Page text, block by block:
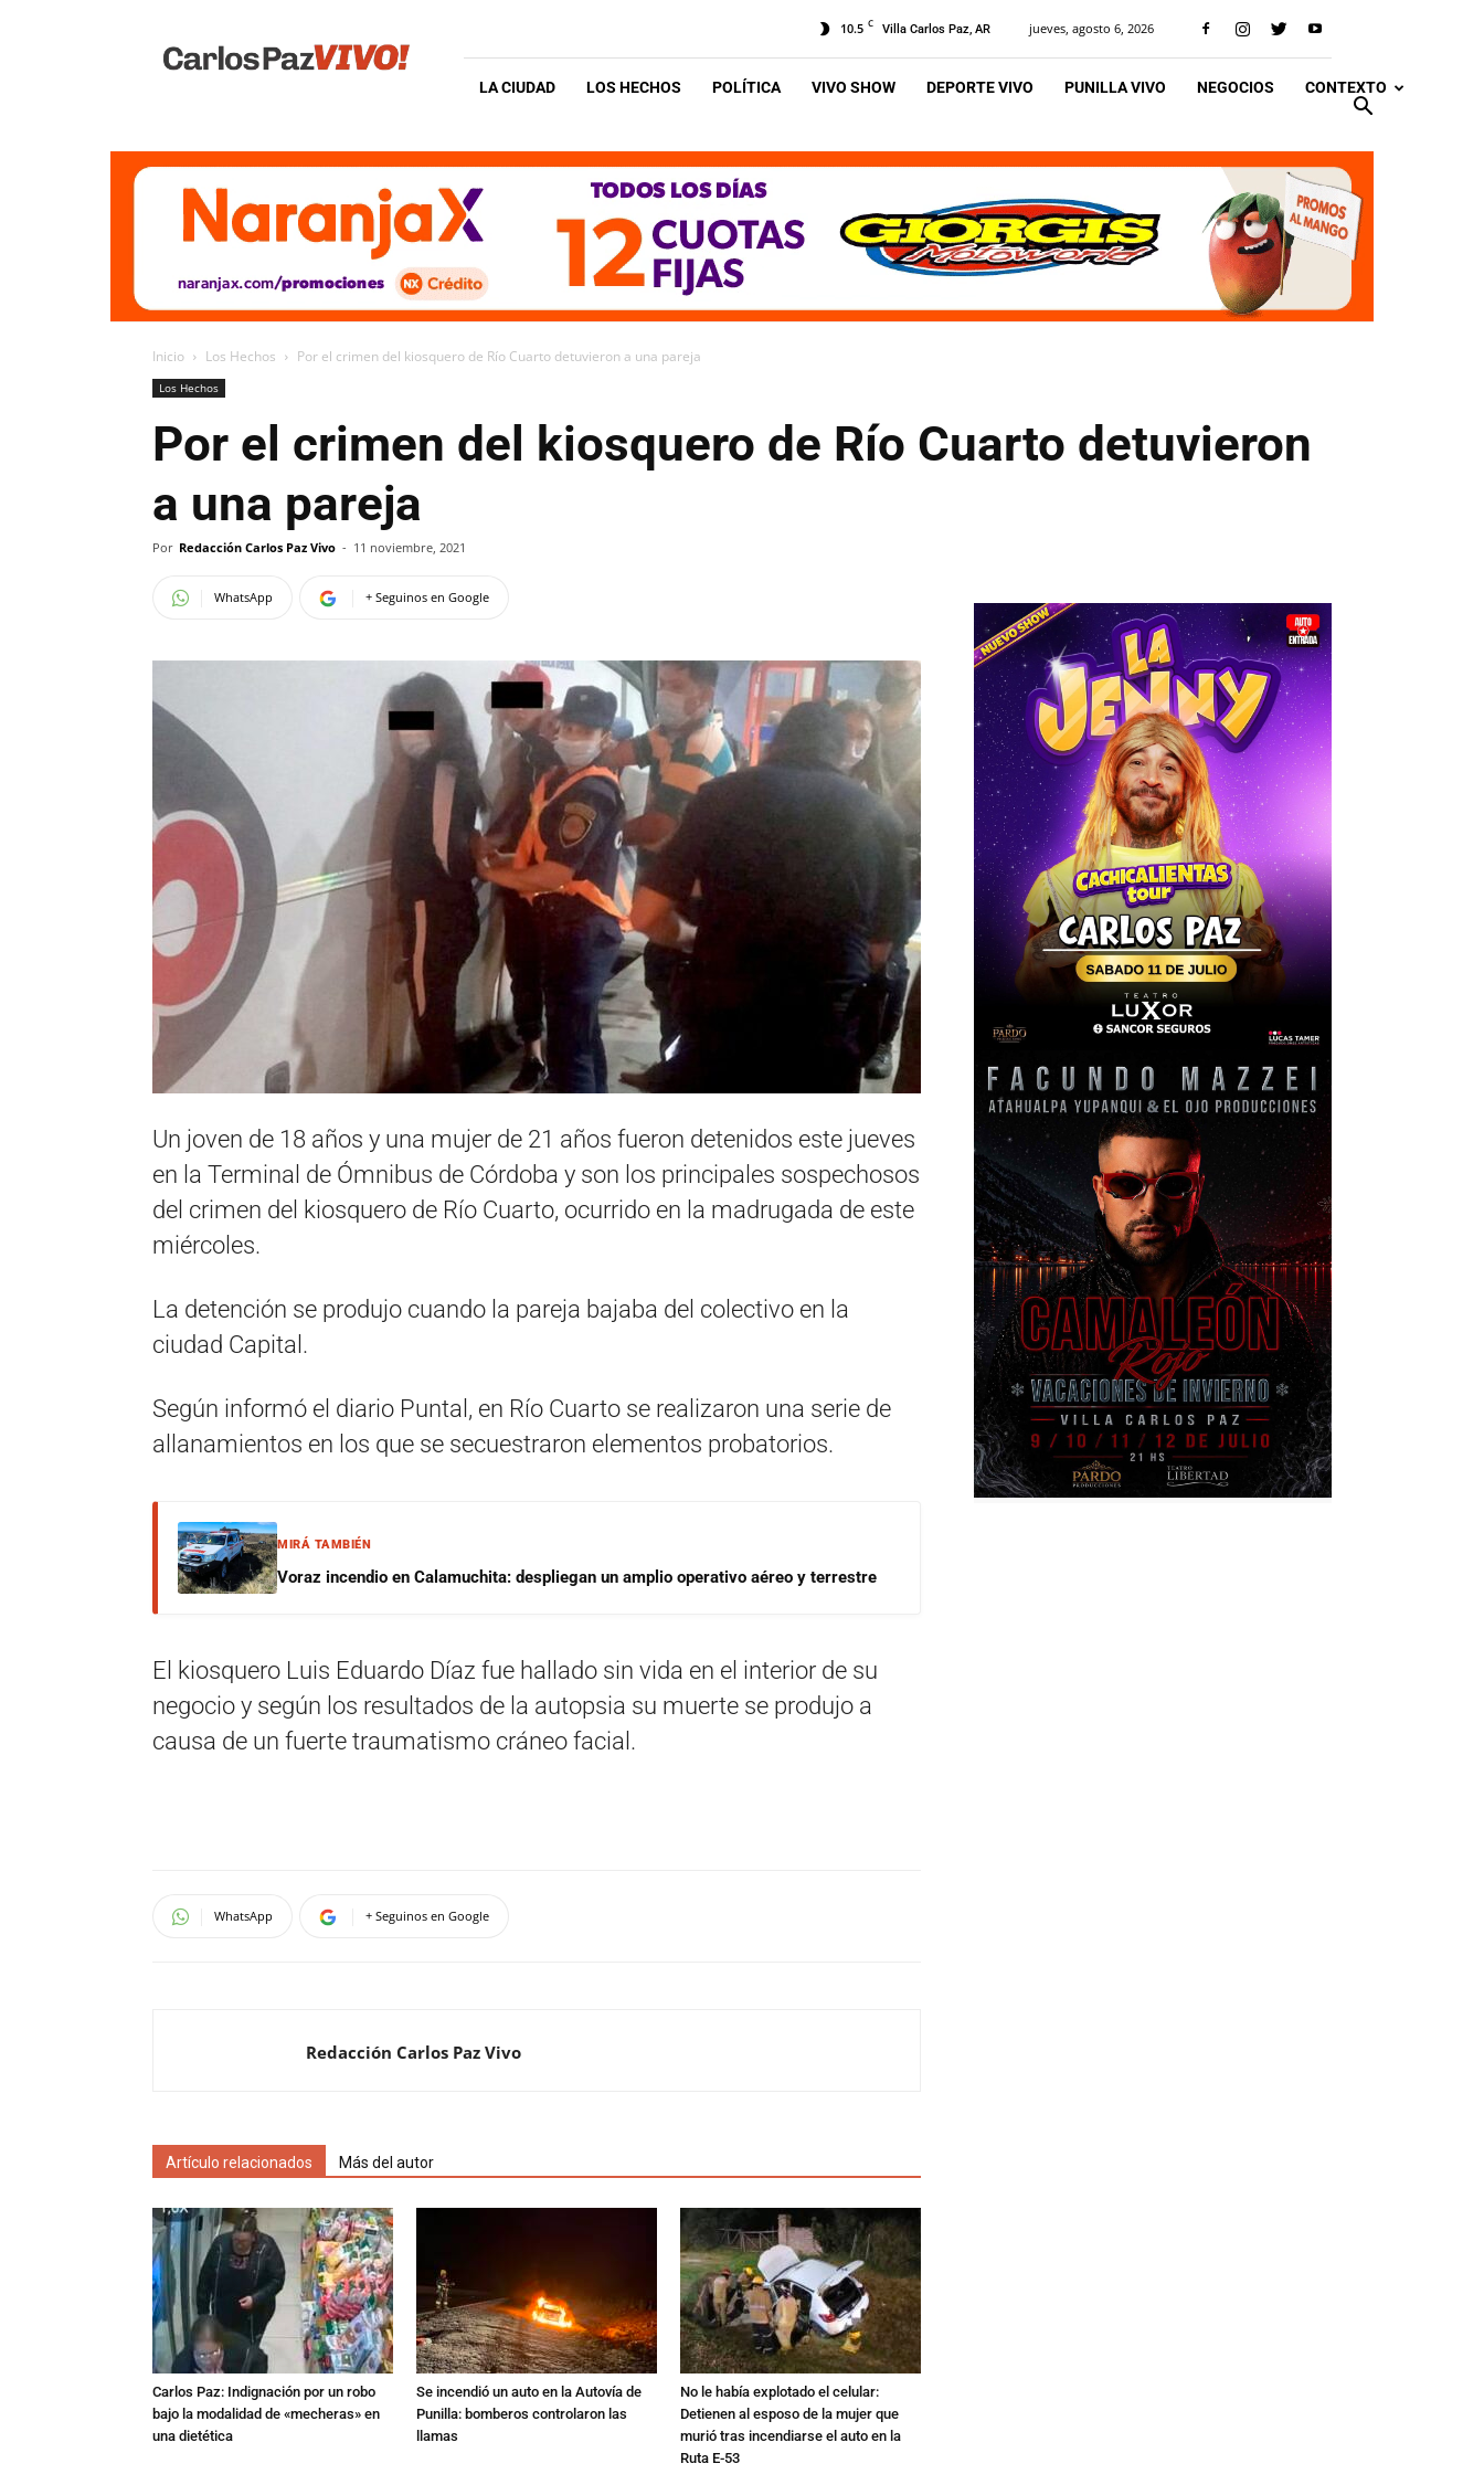
Vivo
10.5 C Villa Carlos Paz, AR jueves, agosto 6, 2026
LA CIUDAD LOS HECHOS POLÍTICA VIVO SHOW DEPORTE VIVO PUNILLA VIVO NEGOCIOS CONTEXTO
Inicio Los Hechos Por el crimen del kiosquero de Río Cuarto detuvieron a una pareja
Los Hechos
Por el crimen del kiosquero de Río Cuarto detuvieron
a una pareja
Por Redacción Carlos Paz Vivo - 11 noviembre, 2021
WhatsApp + Seguinos en Google
Un joven de 18 años y una mujer de 21 años fueron detenidos este jueves
en la Terminal de Ómnibus de Córdoba y son los principales sospechosos
del crimen del kiosquero de Río Cuarto, ocurrido en la madrugada de este
miércoles.
La detención se produjo cuando la pareja bajaba del colectivo en la
ciudad Capital.
Según informó el diario Puntal, en Río Cuarto se realizaron una serie de
allanamientos en los que se secuestraron elementos probatorios.
MIRÁ TAMBIÉN
Voraz incendio en Calamuchita: despliegan un amplio operativo aéreo y terrestre
El kiosquero Luis Eduardo Díaz fue hallado sin vida en el interior de su
negocio y según los resultados de la autopsia su muerte se produjo a
causa de un fuerte traumatismo cráneo facial.
WhatsApp + Seguinos en Google
Redacción Carlos Paz Vivo
Artículo relacionados Más del autor
Carlos Paz: Indignación por un robo
bajo la modalidad de «mecheras» en
una dietética
Se incendió un auto en la Autovía de
Punilla: bomberos controlaron las
llamas
No le había explotado el celular:
Detienen al esposo de la mujer que
murió tras incendiarse el auto en la
Ruta E-53